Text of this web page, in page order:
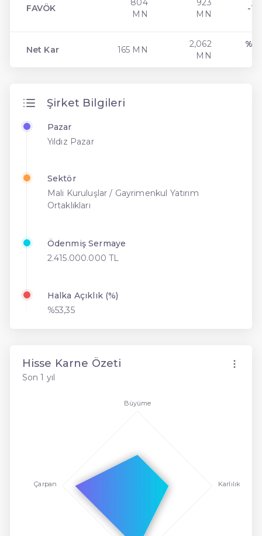
FAVÖK
804
MN
923
MN
-
Net Kar 165 MN
2,062
MN
% -
Şirket Bilgileri
Pazar
Yıldız Pazar
Sektör
Mali Kuruluşlar / Gayrimenkul Yatırım
Ortaklıkları
Ödenmiş Sermaye
2.415.000.000 TL
Halka Açıklık (%)
%53,35
Hisse Karne Özeti
Son 1 yıl
Büyüme
Karlılık
Çarpan